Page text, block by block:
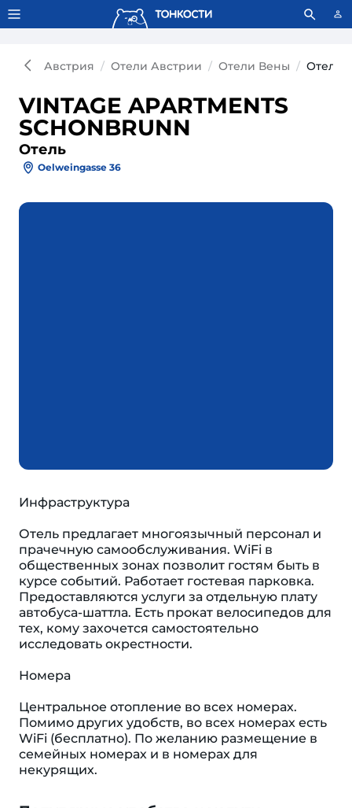
Тонкости используют сookie-файлы. Что это значит?
Австрия Отели Австрии Отели Вены Отель
VINTAGE APARTMENTS
SCHONBRUNN
Отель
Oelweingasse 36
Инфраструктура
Отель предлагает многоязычный персонал и
прачечную самообслуживания. WiFi в
общественных зонах позволит гостям быть в
курсе событий. Работает гостевая парковка.
Предоставляются услуги за отдельную плату
автобуса-шаттла. Есть прокат велосипедов для
тех, кому захочется самостоятельно
исследовать окрестности.
Номера
Центральное отопление во всех номерах.
Помимо других удобств, во всех номерах есть
WiFi (бесплатно). По желанию размещение в
семейных номерах и в номерах для
некурящих.